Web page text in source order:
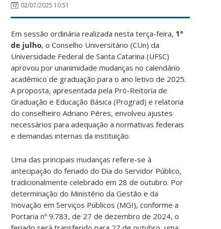
02/07/2025 10:51
Em sessão ordinária realizada nesta terça-feira, 1°
de julho, o Conselho Universitário (CUn) da
Universidade Federal de Santa Catarina (UFSC)
aprovou por unanimidade mudanças no calendário
acadêmico de graduação para o ano letivo de 2025.
A proposta, apresentada pela Pró-Reitoria de
Graduação e Educação Básica (Prograd) e relatoria
do conselheiro Adriano Péres, envolveu ajustes
necessários para adequação a normativas federais
e demandas internas da instituição.
Uma das principais mudanças refere-se à
antecipação do feriado do Dia do Servidor Público,
tradicionalmente celebrado em 28 de outubro. Por
determinação do Ministério da Gestão e da
Inovação em Serviços Públicos (MGI), conforme a
Portaria nº 9.783, de 27 de dezembro de 2024, o